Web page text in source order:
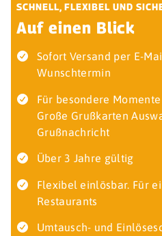
SCHNELL, FLEXIBEL UND
Auf einen Blick
Sofort Versand per E-
Wunschtermin
Für besondere
Große Grußkarten
Grußnachricht
Über 3 Jahre gültig
Flexibel einlösbar. Für
Restaurants
Umtausch- und